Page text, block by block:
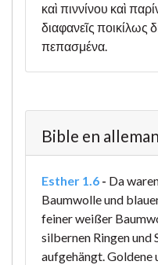
καὶ πιννίνου καὶ
διαφανεῖς ποικίλως
πεπασμένα.
Bible en
Esther 1.6 - Da
Baumwolle und
feiner weißer
silbernen Ringen
aufgehängt. Goldene